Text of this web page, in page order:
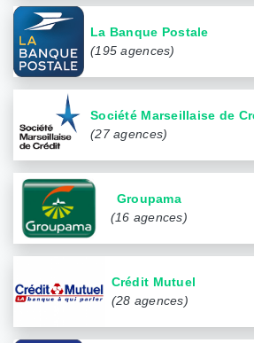
La Banque Postale
(195 agences)
Société Marseillaise de
(27 agences)
Groupama
(16 agences)
Crédit Mutuel
(28 agences)